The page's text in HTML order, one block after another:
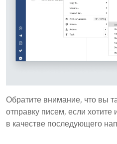
Обратите внимание, что вы
отправку писем, если хотите
в качестве последующего